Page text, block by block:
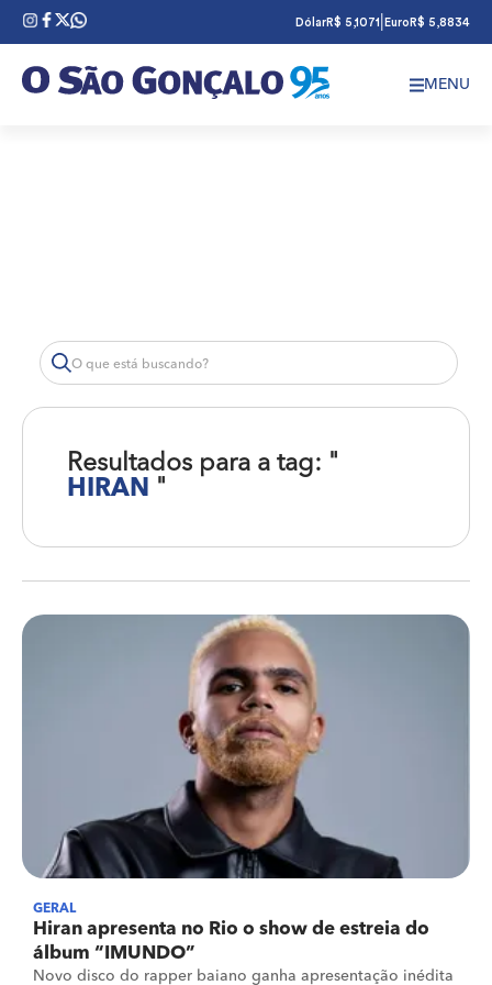
DólarR$ 5,1071 Euro R$ 5,8834
MENU
Resultados para a tag: "
HIRAN "
GERAL
Hiran apresenta no Rio o show de estreia do
álbum “IMUNDO”
Novo disco do rapper baiano ganha apresentação inédita